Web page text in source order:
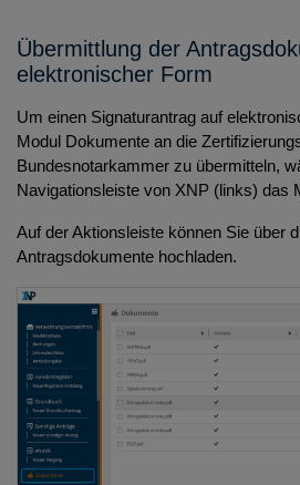
Übermittlung der
elektronischer Form
Um einen Signaturantrag auf
Modul Dokumente an die
Bundesnotarkammer zu übermitteln,
Navigationsleiste von XNP (links) das
Auf der Aktionsleiste können Sie über
Antragsdokumente hochladen.